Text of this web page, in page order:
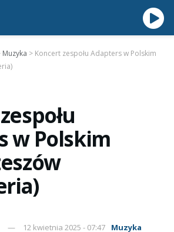
Muzyka > Koncert zespołu Adapters w Polskim
w Polskim
12 kwietnia 2025 - 07:47
Muzyka